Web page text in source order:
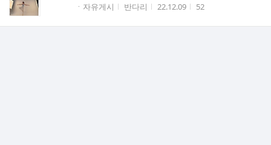
게시판명
ㆍ자유게시 작성자
반다리 작성시간
22.12.09 조회수
52